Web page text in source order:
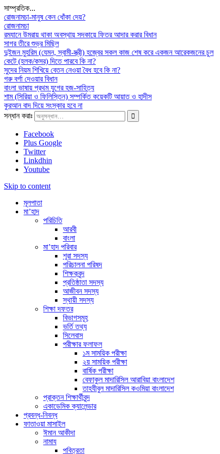
সাম্প্রতিক...
রোজনামচা-মানুষ কেন ধোঁকা দেয়?
রোজনামচা
রমযানে উমরায় থাকা অবস্থায় সদকায়ে ফিতর আদার করার বিধান
সাগর তীরে শুভ্র মিছিল
দুইজন মুহরিম (যেমন, স্বামী-স্ত্রী) হজ্বের সকল কাজ শেষ করে একজন আরেকজনের চুল
কেটে (হলক/কসর) দিতে পারবে কি না?
সুদের নিয়ম শিখিয়ে বেতন নেওয়া বৈধ হবে কি না?
গরু বর্গা দেওয়ার বিধান
বাংলা ভাষায় প্রথম যুগের হজ-সাহিত্য
শাম (সিরিয়া ও ফিলিস্তিন) সম্পর্কিত কয়েকটি আয়াত ও হাদীস
কুরআন বাদ দিয়ে সংস্কার হবে না
সন্ধান করাঃ
Facebook
Plus Google
Twitter
Linkdhin
Youtube
Skip to content
মূলপাতা
মা’হাদ
পরিচিতি
আরবী
বাংলা
মা’হাদ পরিবার
শূরা সদস্য
পরিচালনা পরিষদ
শিক্ষকবৃন্দ
প্রতিষ্ঠাতা সদস্য
আজীবন সদস্য
স্থায়ী সদস্য
শিক্ষা দফতর
বিভাগসমূহ
ভর্তি তথ্য
সিলেবাস
পরীক্ষার ফলাফল
১ম সাময়িক পরীক্ষা
২য় সাময়িক পরীক্ষা
বার্ষিক পরীক্ষা
বেফাকুল মাদারিসিল আরাবিয়া বাংলাদেশ
তাহযীবুল মাদারিসিল কওমিয়া বাংলাদেশ
প্রাক্তন শিক্ষার্থীবৃন্দ
একাডেমিক ক্যালেন্ডার
প্রবন্ধ-নিবন্ধ
ফাতাওয়া মাসাইল
ঈমান আকীদা
নামায
পবিত্রতা